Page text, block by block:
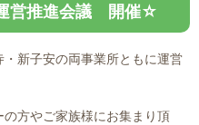
営推進会議 開催☆
新子安の両事業所ともに運営
方やご家族様にお集まり頂